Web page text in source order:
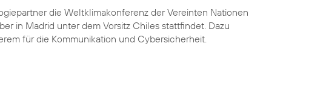
die Weltklimakonferenz der Vereinten Nationen
in Madrid unter dem Vorsitz Chiles stattfindet. Dazu
für die Kommunikation und Cybersicherheit.